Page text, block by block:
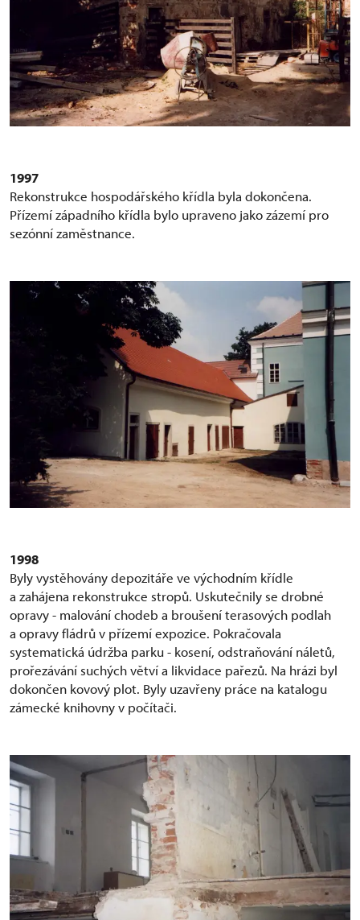
1997
Rekonstrukce hospodářského křídla byla dokončena.
Přízemí západního křídla bylo upraveno jako zázemí pro
sezónní zaměstnance.
1998
Byly vystěhovány depozitáře ve východním křídle
a zahájena rekonstrukce stropů. Uskutečnily se drobné
opravy - malování chodeb a broušení terasových podlah
a opravy fládrů v přízemí expozice. Pokračovala
systematická údržba parku - kosení, odstraňování náletů,
prořezávání suchých větví a likvidace pařezů. Na hrázi byl
dokončen kovový plot. Byly uzavřeny práce na katalogu
zámecké knihovny v počítači.